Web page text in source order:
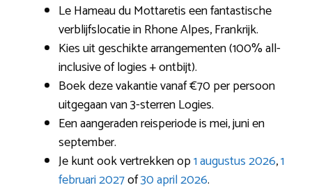
Le Hameau du Mottaretis een fantastische
verblijfslocatie in Rhone Alpes, Frankrijk.
Kies uit geschikte arrangementen (100% all-
inclusive of logies + ontbijt).
Boek deze vakantie vanaf €70 per persoon
uitgegaan van 3-sterren Logies.
Een aangeraden reisperiode is mei, juni en
september.
Je kunt ook vertrekken op1 augustus 2026,1
februari 2027of30 april 2026.